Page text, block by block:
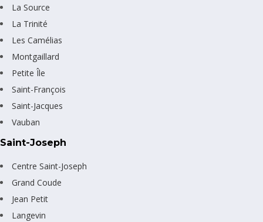
La Source
La Trinité
Les Camélias
Montgaillard
Petite Île
Saint-François
Saint-Jacques
Vauban
Saint-Joseph
Centre Saint-Joseph
Grand Coude
Jean Petit
Langevin